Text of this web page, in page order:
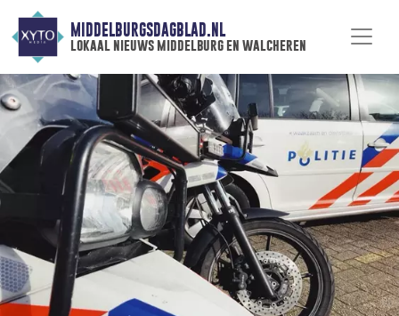
MIDDELBURGSDAGBLAD.NL
lokaal nieuws middelburg en walcheren